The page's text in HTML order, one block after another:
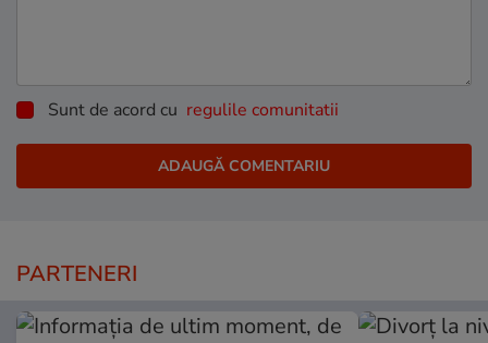
Sunt de acord cu regulile comunitatii
PARTENERI